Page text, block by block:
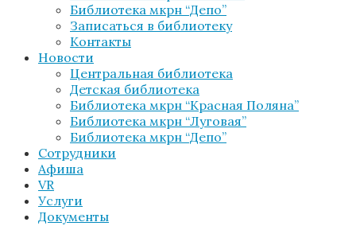
Библиотека мкрн “Депо”
Записаться в библиотеку
Контакты
Новости
Центральная библиотека
Детская библиотека
Библиотека мкрн “Красная Поляна”
Библиотека мкрн “Луговая”
Библиотека мкрн “Депо”
Сотрудники
Афиша
VR
Услуги
Документы